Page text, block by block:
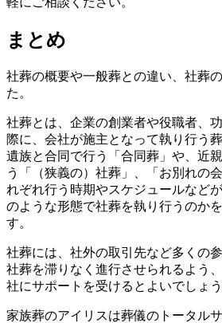
まとめ
社葬の概要や一般葬との違い、社葬
た。
社葬とは、企業の創業者や役職者、
際に、会社が施主となって執り行う
遺族と合同で行う「合同葬」や、近
う「（狭義の）社葬」、「お別れの
れぞれ行う時期やスケジュールなど
のような形態で社葬を執り行うのか
す。
社葬には、社外の取引先など多くの
社葬を滞りなく進行させられるよう
社にサポートを受けるとよいでしょう
家族葬のアイリスは葬儀のトータル